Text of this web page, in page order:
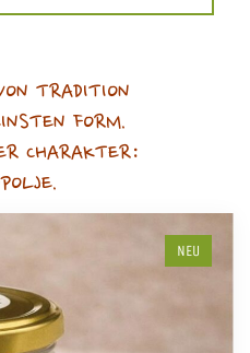
TRADITION
FORM.
CHARAKTER:
NEU